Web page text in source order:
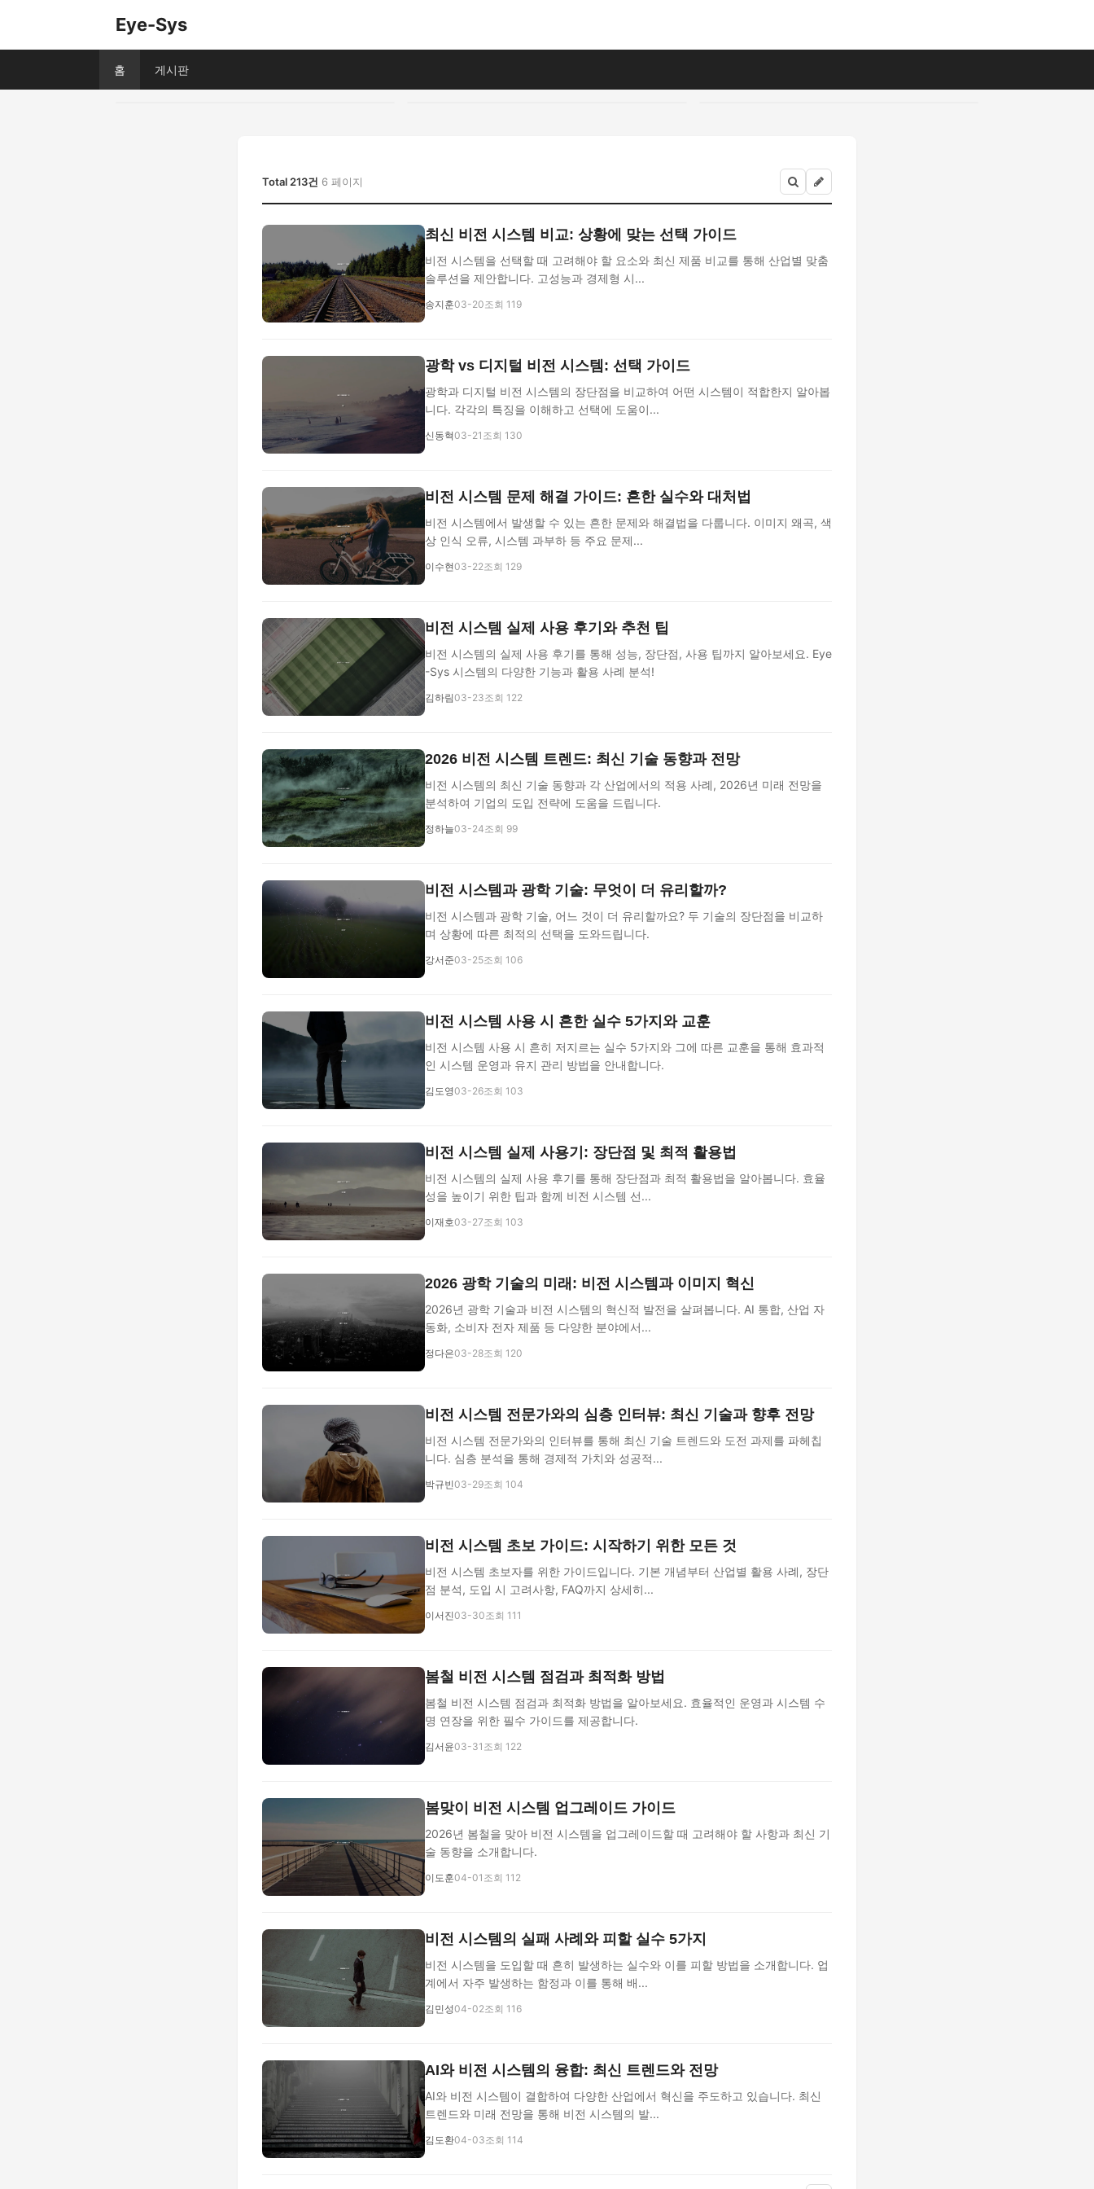
Eye-Sys
홈 게시판
Total 213건 6 페이지
최신 비전 시스템 비교: 상황에 맞는 선택 가이드
비전 시스템을 선택할 때 고려해야 할 요소와 최신 제품 비교를 통해 산업별 맞춤
솔루션을 제안합니다. 고성능과 경제형 시...
송지훈03-20조회 119
광학 vs 디지털 비전 시스템: 선택 가이드
광학과 디지털 비전 시스템의 장단점을 비교하여 어떤 시스템이 적합한지 알아봅
니다. 각각의 특징을 이해하고 선택에 도움이...
신동혁03-21 조회 130
비전 시스템 문제 해결 가이드: 흔한 실수와 대처법
비전 시스템에서 발생할 수 있는 흔한 문제와 해결법을 다룹니다. 이미지 왜곡, 색
상 인식 오류, 시스템 과부하 등 주요 문제...
이수현03-22조회 129
비전 시스템 실제 사용 후기와 추천 팁
비전 시스템의 실제 사용 후기를 통해 성능, 장단점, 사용 팁까지 알아보세요. Eye
-Sys 시스템의 다양한 기능과 활용 사례 분석!
김하림03-23조회 122
2026 비전 시스템 트렌드: 최신 기술 동향과 전망
비전 시스템의 최신 기술 동향과 각 산업에서의 적용 사례, 2026년 미래 전망을
분석하여 기업의 도입 전략에 도움을 드립니다.
정하늘03-24조회 99
비전 시스템과 광학 기술: 무엇이 더 유리할까?
비전 시스템과 광학 기술, 어느 것이 더 유리할까요? 두 기술의 장단점을 비교하
며 상황에 따른 최적의 선택을 도와드립니다.
강서준03-25조회 106
비전 시스템 사용 시 흔한 실수 5가지와 교훈
비전 시스템 사용 시 흔히 저지르는 실수 5가지와 그에 따른 교훈을 통해 효과적
인 시스템 운영과 유지 관리 방법을 안내합니다.
김도영03-26조회 103
비전 시스템 실제 사용기: 장단점 및 최적 활용법
비전 시스템의 실제 사용 후기를 통해 장단점과 최적 활용법을 알아봅니다. 효율
성을 높이기 위한 팁과 함께 비전 시스템 선...
이재호03-27조회 103
2026 광학 기술의 미래: 비전 시스템과 이미지 혁신
2026년 광학 기술과 비전 시스템의 혁신적 발전을 살펴봅니다. AI 통합, 산업 자
동화, 소비자 전자 제품 등 다양한 분야에서...
정다은03-28조회 120
비전 시스템 전문가와의 심층 인터뷰: 최신 기술과 향후 전망
비전 시스템 전문가와의 인터뷰를 통해 최신 기술 트렌드와 도전 과제를 파헤칩
니다. 심층 분석을 통해 경제적 가치와 성공적...
박규빈03-29조회 104
비전 시스템 초보 가이드: 시작하기 위한 모든 것
비전 시스템 초보자를 위한 가이드입니다. 기본 개념부터 산업별 활용 사례, 장단
점 분석, 도입 시 고려사항, FAQ까지 상세히...
이서진03-30조회 111
봄철 비전 시스템 점검과 최적화 방법
봄철 비전 시스템 점검과 최적화 방법을 알아보세요. 효율적인 운영과 시스템 수
명 연장을 위한 필수 가이드를 제공합니다.
김서윤03-31 조회 122
봄맞이 비전 시스템 업그레이드 가이드
2026년 봄철을 맞아 비전 시스템을 업그레이드할 때 고려해야 할 사항과 최신 기
술 동향을 소개합니다.
이도훈04-01 조회 112
비전 시스템의 실패 사례와 피할 실수 5가지
비전 시스템을 도입할 때 흔히 발생하는 실수와 이를 피할 방법을 소개합니다. 업
계에서 자주 발생하는 함정과 이를 통해 배...
김민성04-02조회 116
AI와 비전 시스템의 융합: 최신 트렌드와 전망
AI와 비전 시스템이 결합하여 다양한 산업에서 혁신을 주도하고 있습니다. 최신
트렌드와 미래 전망을 통해 비전 시스템의 발...
김도환04-03조회 114